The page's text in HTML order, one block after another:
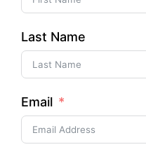
Last Name
Email